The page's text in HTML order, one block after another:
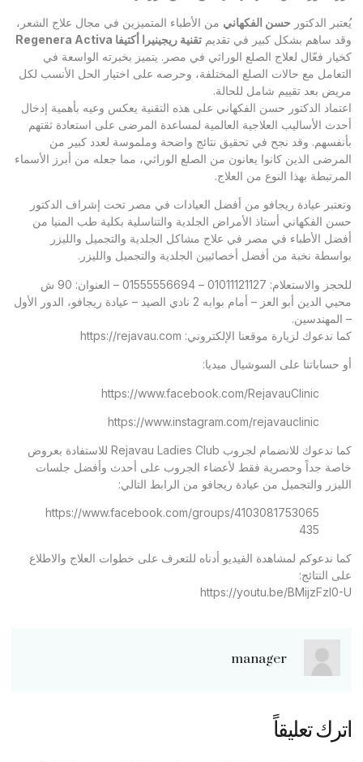
يُعتبر الدكتور حسن الفكهاني من الأطباء المتميزين في مجال علاج الشعر،
وقد ساهم بشكل كبير في تقديم تقنية ريجينيرا أكتيفا
كخيار فعّال لعلاج الصلع الوراثي في مصر. يتميز بخبرته الواسعة في
التعامل مع حالات الصلع المختلفة، وحرصه على اختيار الحل الأنسب لكل
مريض بعد تقييم شامل للحالة.
اعتماد الدكتور حسن الفكهاني على هذه التقنية يعكس وعيه بأهمية إدخال
أحدث الأساليب العلاجية العالمية لمساعدة المرضى على استعادة ثقتهم
بأنفسهم. وقد نجح في تحقيق نتائج واضحة وملموسة لعدد كبير من
المرضى الذين كانوا يعانون من الصلع الوراثي، مما جعله من أبرز الأسماء
المرتبطة بهذا النوع من العلاج.
وتعتبر عيادة ريجافو من أفضل العيادات في مصر تحت إشراف الدكتور
حسن الفكهاني أستاذ الأمراض الجلدية والتناسلية بكلية طب المنيا من
أفضل الأطباء في مصر في علاج مشاكل الجلدية والتجميل والليزر
بواسطة نخبة من أفضل أخصائيين الجلدية والتجميل والليزر.
للحجز والاستعلام: 01011121127 – 01555556694 – العنوان: 90 ش
محيي الدين أبو العز – أمام بوابه 2 نادي الصيد – عيادة ريجافو، الدور الأول
– المهندسين.
كما ندعوك لزيارة موقعنا الإلكتروني: https://rejavau.com
أو حساباتنا على السوشيال ميديا:
https://www.facebook.com/RejavauClinic
https://www.instagram.com/rejavauclinic
كما ندعوك للانضمام لجروب Rejavau Ladies Club للاستفادة بعروض
خاصة جداً وحصرية فقط لأعضاء الجروب على أحدث وأفضل جلسات
الليزر والتجميل من عيادة ريجافو من الرابط التالي:
https://www.facebook.com/groups/4103081753065
435
كما ندعوكم لمشاهدة الفيديو أدناه للتعرف على خطوات العلاج والاطلاع
على النتائج:
https://youtu.be/BMijzFzl0-U
manager
اترك تعليقاً